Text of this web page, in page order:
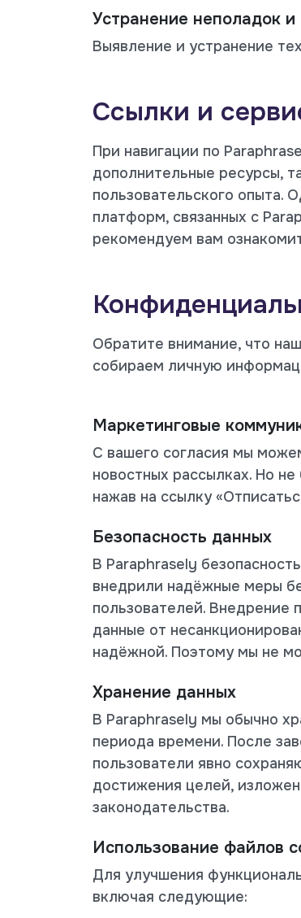
Устранение неполадок и
Выявление и устранение
Ссылки и
При навигации по
дополнительные ресурсы,
пользовательского опыта.
платформ, связанных с
рекомендуем вам
Обратите внимание, что
собираем личную
Маркетинговые
С вашего согласия мы
новостных рассылках. Но
нажав на ссылку
Безопасность данных
В Paraphrasely
внедрили надёжные меры
пользователей. Внедрение
данные от
надёжной. Поэтому мы не
Хранение данных
В Paraphrasely мы обычно
периода времени. После
пользователи явно
достижения целей,
законодательства.
Использование файлов
Для улучшения
включая следующие: